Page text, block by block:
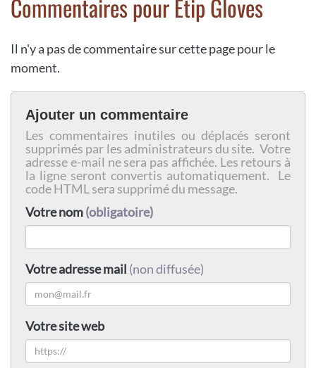
Commentaires pour Etip Gloves
Il n'y a pas de commentaire sur cette page pour le
moment.
Ajouter un commentaire
Les commentaires inutiles ou déplacés seront
supprimés par les administrateurs du site. Votre
adresse e-mail ne sera pas affichée. Les retours à
la ligne seront convertis automatiquement. Le
code HTML sera supprimé du message.
Votre nom(obligatoire)
Votre adresse mail (non diffusée)
Votre site web